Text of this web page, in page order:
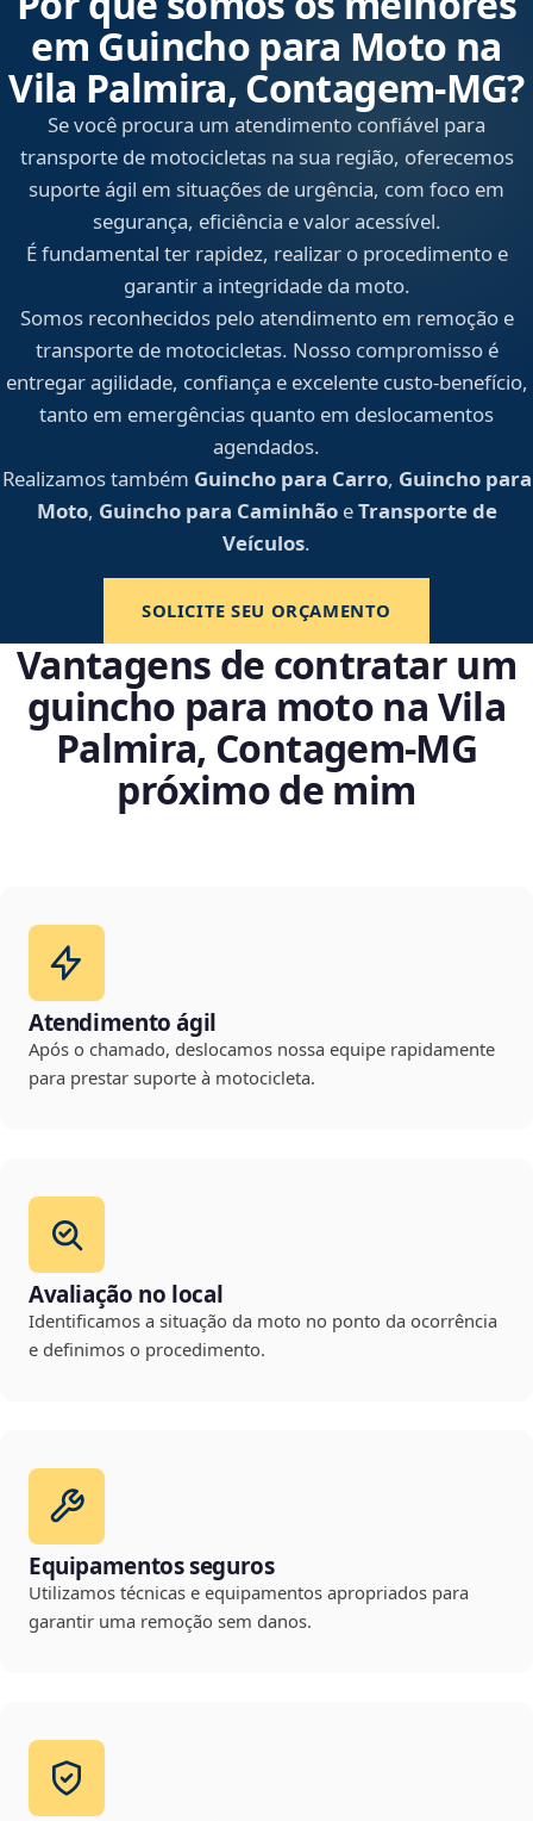
em Guincho para Moto na
Vila Palmira, Contagem‑MG?
Se você procura um atendimento confiável para
transporte de motocicletas na sua região, oferecemos
suporte ágil em situações de urgência, com foco em
segurança, eficiência e valor acessível.
É fundamental ter rapidez, realizar o procedimento e
garantir a integridade da moto.
Somos reconhecidos pelo atendimento em remoção e
transporte de motocicletas. Nosso compromisso é
entregar agilidade, confiança e excelente custo-benefício,
tanto em emergências quanto em deslocamentos
agendados.
Realizamos também Guincho para Carro, Guincho para
Moto, Guincho para CaminhãoeTransporte de
Veículos.
SOLICITE SEU ORÇAMENTO
Vantagens de contratar um
guincho para moto na Vila
Palmira, Contagem‑MG
próximo de mim
Atendimento ágil
Após o chamado, deslocamos nossa equipe rapidamente
para prestar suporte à motocicleta.
Avaliação no local
Identificamos a situação da moto no ponto da ocorrência
e definimos o procedimento.
Equipamentos seguros
Utilizamos técnicas e equipamentos apropriados para
garantir uma remoção sem danos.